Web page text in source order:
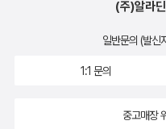
(주)알라
일반문의 (발신
1:1 문의
중고매장